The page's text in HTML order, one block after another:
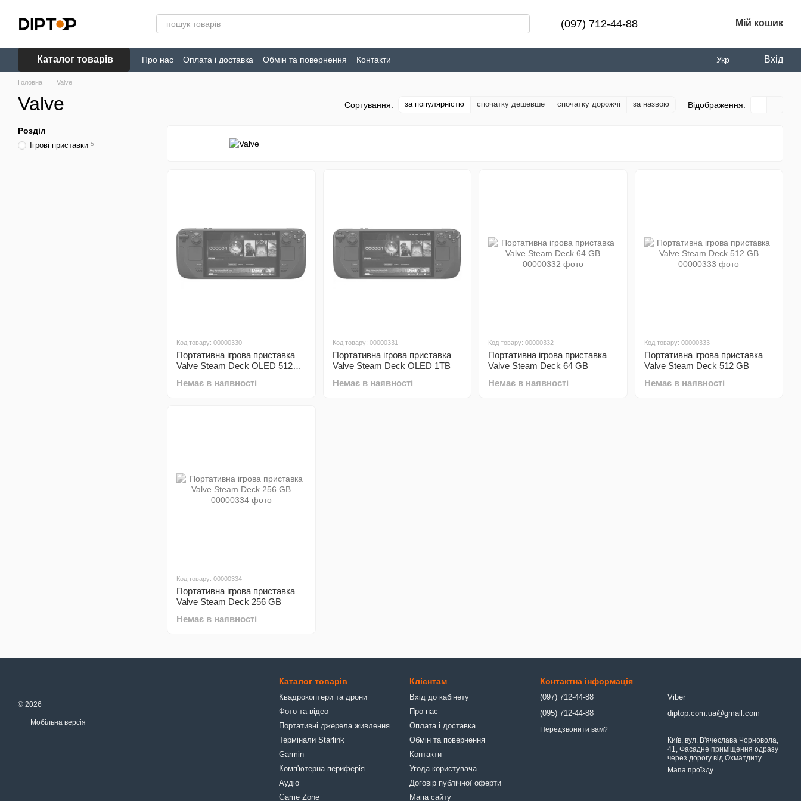
(097) 712-44-88 Мій кошик
Каталог товарів Про нас Оплата і доставка Обмін та повернення Контакти Укр Вхід
Головна Valve
Valve Сортування: за популярністю спочатку дешевше спочатку дорожчі за назвою Відображення:
Код товару: 00000330
Портативна ігрова приставка
Valve Steam Deck OLED 512
Немає в наявності
Код товару: 00000331
Портативна ігрова приставка
Valve Steam Deck OLED 1TB
Немає в наявності
Код товару: 00000332
Портативна ігрова приставка
Valve Steam Deck 64 GB
Немає в наявності
Код товару: 00000333
Портативна ігрова приставка
Valve Steam Deck 512 GB
Немає в наявності
Код товару: 00000334
Портативна ігрова приставка
Valve Steam Deck 256 GB
Немає в наявності
Розділ
Ігрові приставки 5
© 2026
Мобільна версія
Каталог товарів
Квадрокоптери та дрони
Фото та відео
Портативні джерела живлення
Термінали Starlink
Garmin
Комп'ютерна периферія
Аудіо
Game Zone
Клієнтам
Вхід до кабінету
Про нас
Оплата і доставка
Обмін та повернення
Контакти
Угода користувача
Договір публічної оферти
Мапа сайту
Контактна інформація
(097) 712-44-88
(095) 712-44-88
Передзвонити вам?
Viber
diptop.com.ua@gmail.com
Київ, вул. В'ячеслава Чорновола,
41, Фасадне приміщення одразу
через дорогу від Охматдиту
Мапа проїзду